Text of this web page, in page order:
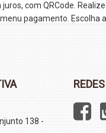
juros, com QRCode.
pagamento. Escolha
138 -